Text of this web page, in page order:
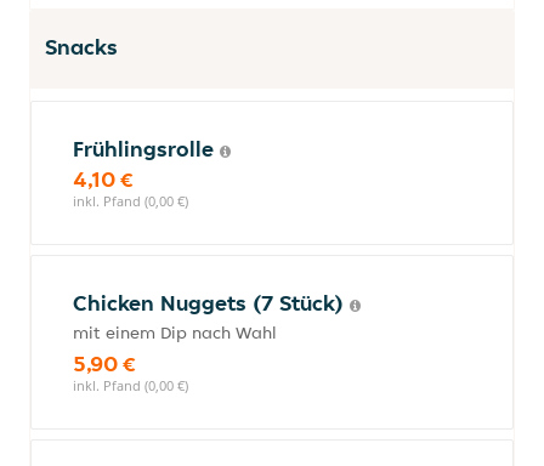
Snacks
Frühlingsrolle
4,10 €
inkl. Pfand (0,00 €)
Chicken Nuggets (7 Stück)
mit einem Dip nach Wahl
5,90 €
inkl. Pfand (0,00 €)